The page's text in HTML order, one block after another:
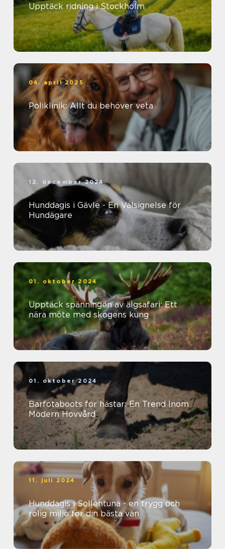
Upptäck ridning i Stockholm
04. april 2025
Poliklinik: Allt du behöver veta
12. december 2024
Hunddagis i Gävle - En Välsignelse för
Hundägare
01. oktober 2024
Upptäck spänningen av älgsafari: Ett
nära möte med skogens kung
01. oktober 2024
Barfotaboots för hästar: En Trend Inom
Modern Hovvård
11. juli 2024
Hunddagis i Sollentuna - en trygg och
rolig miljö för din bästa vän